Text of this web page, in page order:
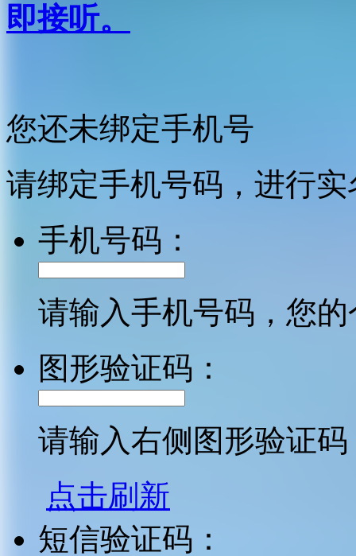
即接听。
您还未绑定手机号
请绑定手机号码，进行
手机号码：
请输入手机号码，您
图形验证码：
请输入右侧图形验证码
点击刷新
短信验证码：